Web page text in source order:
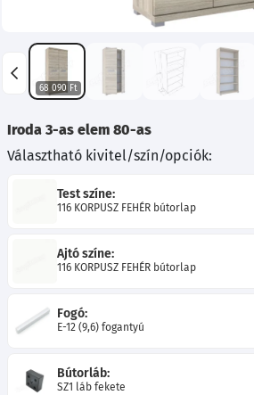
68 090 Ft
Iroda 3-as elem 80-as
Választható kivitel/szín/opciók:
Test színe:
116 KORPUSZ FEHÉR bútorlap
Ajtó színe:
116 KORPUSZ FEHÉR bútorlap
Fogó:
E-12 (9,6) fogantyú
Bútorláb:
SZ1 láb fekete